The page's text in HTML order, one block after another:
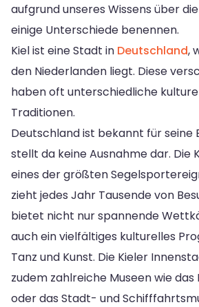
aufgrund unseres Wissens über
einige Unterschiede benennen.
Kiel ist eine Stadt in Deutschland,
den Niederlanden liegt. Diese
haben oft unterschiedliche
Traditionen.
Deutschland ist bekannt für seine
stellt da keine Ausnahme dar. Die
eines der größten
zieht jedes Jahr Tausende von
bietet nicht nur spannende
auch ein vielfältiges kulturelles
Tanz und Kunst. Die Kieler
zudem zahlreiche Museen wie
oder das Stadt- und